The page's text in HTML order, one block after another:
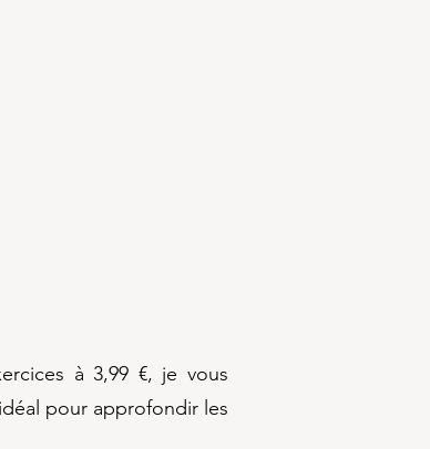
à 3,99 €, je vous
pour approfondir les